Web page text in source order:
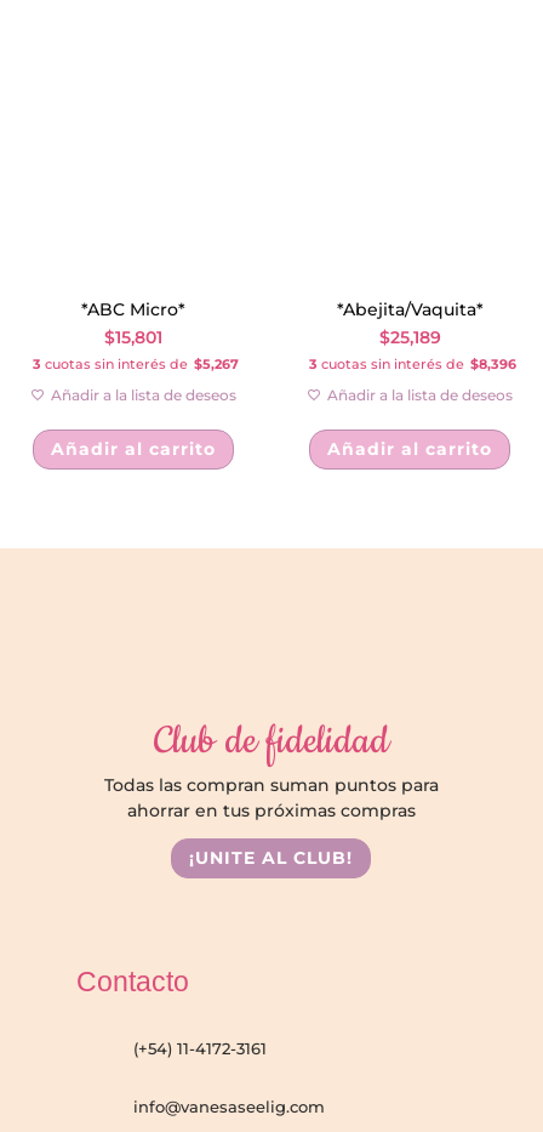
*ABC Micro*
$15,801
3 cuotas sin interés de $5,267
Añadir a la lista de deseos
Añadir al carrito
*Abejita/Vaquita*
$25,189
3 cuotas sin interés de $8,396
Añadir a la lista de deseos
Añadir al carrito
Club de fidelidad
Todas las compran suman puntos para
ahorrar en tus próximas compras
¡UNITE AL CLUB!
Contacto
(+54) 11-4172-3161
info@vanesaseelig.com